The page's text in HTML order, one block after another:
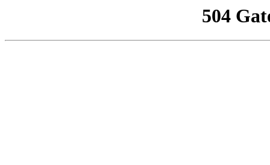
504